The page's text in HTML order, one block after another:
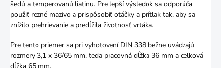
šedú a temperovanú liatinu. Pre lepší výsledok sa odporúča
použiť rezné mazivo a prispôsobiť otáčky a prítlak tak, aby sa
znížilo prehrievanie a predĺžila životnosť vrtáka.
Pre tento priemer sa pri vyhotovení DIN 338 bežne uvádzajú
rozmery 3,1 x 36/65 mm, teda pracovná dĺžka 36 mm a celková
dĺžka 65 mm.